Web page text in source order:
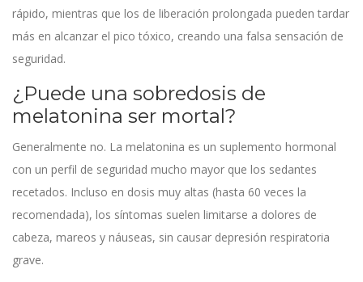
rápido, mientras que los de liberación prolongada pueden tardar
más en alcanzar el pico tóxico, creando una falsa sensación de
seguridad.
¿Puede una sobredosis de
melatonina ser mortal?
Generalmente no. La melatonina es un suplemento hormonal
con un perfil de seguridad mucho mayor que los sedantes
recetados. Incluso en dosis muy altas (hasta 60 veces la
recomendada), los síntomas suelen limitarse a dolores de
cabeza, mareos y náuseas, sin causar depresión respiratoria
grave.